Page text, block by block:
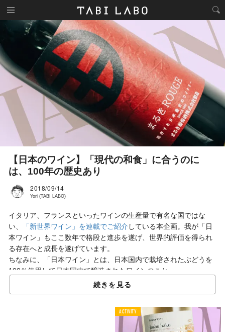
【日本のワイン】「現代の和食」に合うのに
は、100年の歴史あり
2018/09/14
Yori (TABI LABO)
イタリア、フランスといったワインの生産量で有名な国ではな
い、
「新世界ワイン」を連載でご紹介 している本企画。我が「日
本ワイン」もここ数年で格段と進歩を遂げ、世界的評価を得られ
る存在へと成長を遂げています。
ちなみに、「日本ワイン」とは、日本国内で栽培されたぶどうを
100％使用して日本国内で醸造されたワインのこと。
本ワイン」でオススメしたい手頃な1本
続きを見る
ACTIVITY